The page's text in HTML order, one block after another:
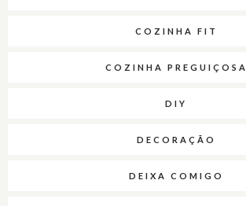
COZINHA FIT
COZINHA PREGUIÇOSA
DIY
DECORAÇÃO
DEIXA COMIGO